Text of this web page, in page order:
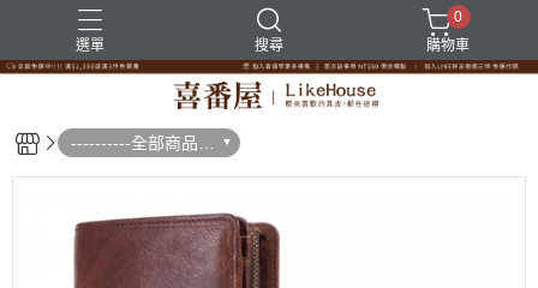
選單 搜尋
0
購物車
----------全部商品--
--------